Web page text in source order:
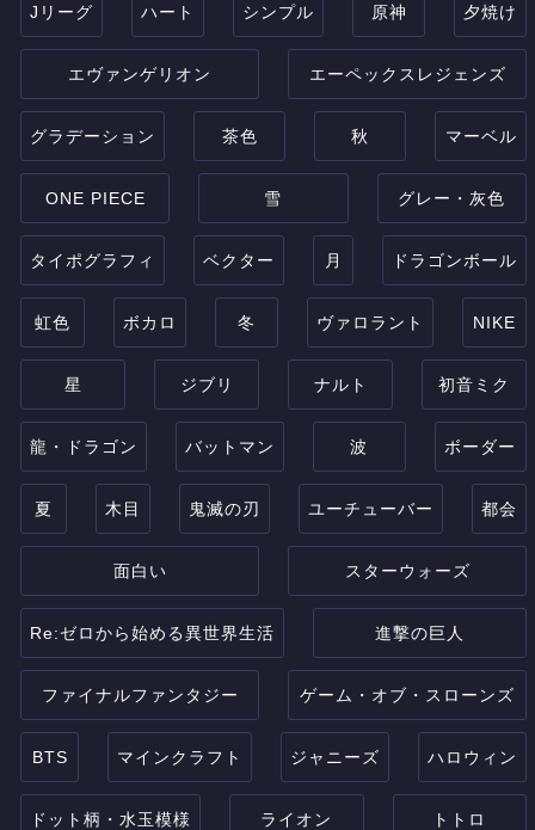
Jリーグ ハート シンプル 原神 夕焼け
エヴァンゲリオン エーペックスレジェンズ
グラデーション 茶色 秋 マーベル
ONE PIECE 雪 グレー・灰色
タイポグラフィ ベクター 月 ドラゴンボール
虹色 ボカロ 冬 ヴァロラント NIKE
星 ジブリ ナルト 初音ミク
龍・ドラゴン バットマン 波 ボーダー
夏 木目 鬼滅の刃 ユーチューバー 都会
面白い スターウォーズ
Re:ゼロから始める異世界生活 進撃の巨人
ファイナルファンタジー ゲーム・オブ・スローンズ
BTS マインクラフト ジャニーズ ハロウィン
ドット柄・水玉模様 ライオン トトロ